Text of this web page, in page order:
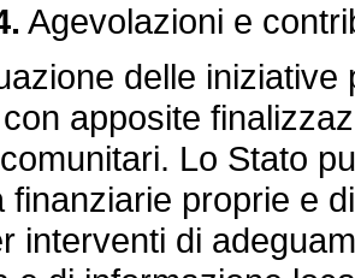
Agevolazioni e
delle iniziative
apposite
Lo Stato
finanziarie proprie e
interventi di